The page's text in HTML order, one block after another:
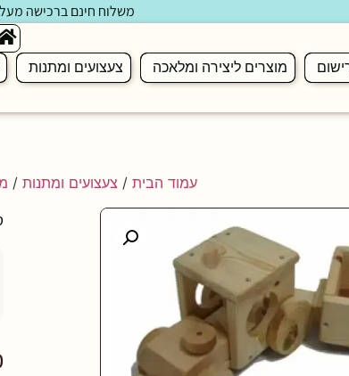
משלוח חינם ברכישה מעל 400
מוצרים ליצירה ומלאכה צעצועים ומתנות
עמוד הבית / צעצועים ומתנות /